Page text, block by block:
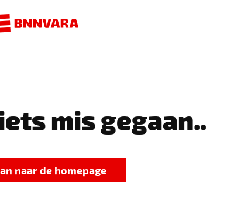
mis gegaan..
naar de homepage